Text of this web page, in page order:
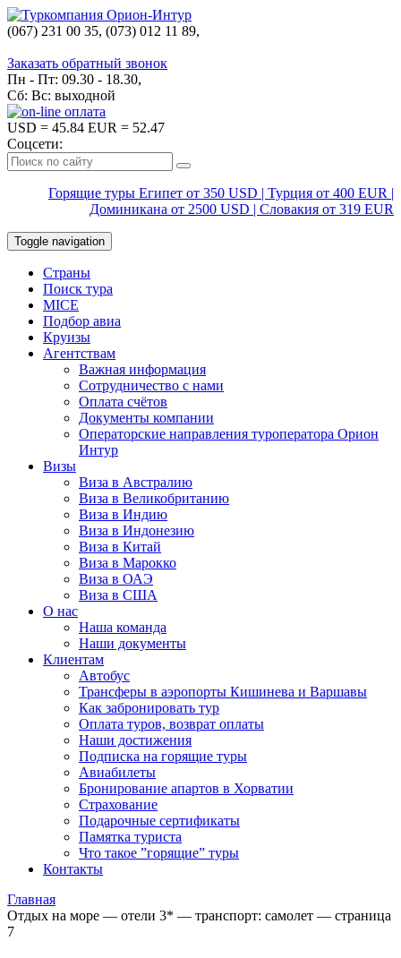
(067) 231 00 35, (073) 012 11 89,
Заказать обратный звонок
Пн - Пт: 09.30 - 18.30,
Сб: Вс: выходной
USD = 45.84 EUR = 52.47
Соцсети:
Горящие туры Египет от 350 USD | Турция от 400 EUR |
Доминикана от 2500 USD | Словакия от 319 EUR
Toggle navigation
Страны
Поиск тура
MICE
Подбор авиа
Круизы
Агентствам
Важная информация
Сотрудничество с нами
Оплата счётов
Документы компании
Операторские направления туроператора Орион
Интур
Визы
Виза в Австралию
Виза в Великобританию
Виза в Индию
Виза в Индонезию
Виза в Китай
Виза в Марокко
Виза в ОАЭ
Виза в США
О нас
Наша команда
Наши документы
Клиентам
Автобус
Трансферы в аэропорты Кишинева и Варшавы
Как забронировать тур
Оплата туров, возврат оплаты
Наши достижения
Подписка на горящие туры
Авиабилеты
Бронирование апартов в Хорватии
Страхование
Подарочные сертификаты
Памятка туриста
Что такое ”горящие” туры
Контакты
Главная
Отдых на море — отели 3* — транспорт: самолет — страница
7